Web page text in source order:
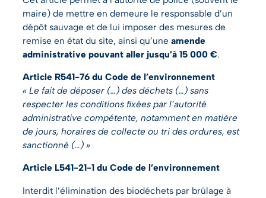
maire) de mettre en demeure le responsable d’un
dépôt sauvage et de lui imposer des mesures de
remise en état du site, ainsi qu’une amende
administrative pouvant aller jusqu’à 15 000 €.
Article R541-76 du Code de l’environnement
« Le fait de déposer (…) des déchets (…) sans
respecter les conditions fixées par l’autorité
administrative compétente, notamment en matière
de jours, horaires de collecte ou tri des ordures, est
sanctionné (…) »
Article L541-21-1 du Code de l’environnement
Interdit l’élimination des biodéchets par brûlage à